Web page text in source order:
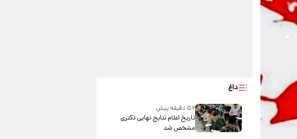
داغ
۵۶ دقیقه پیش
تاریخ اعلام نتایج نهایی دکتری
مشخص شد